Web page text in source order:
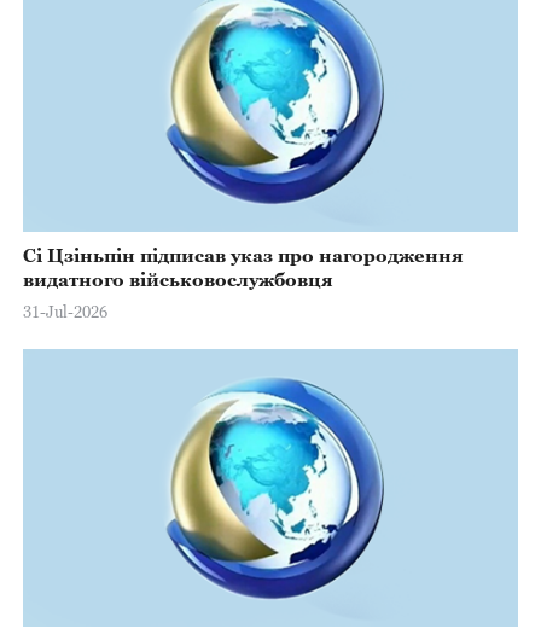
Сі Цзіньпін підписав указ про нагородження
видатного військовослужбовця
31-Jul-2026